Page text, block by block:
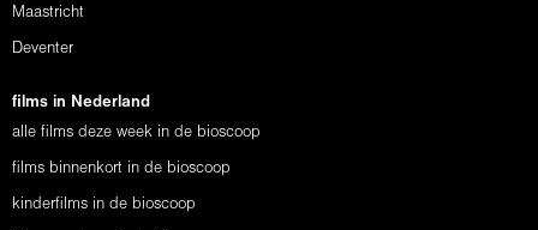
Maastricht
Deventer
films in Nederland
alle films deze week in de bioscoop
films binnenkort in de bioscoop
kinderfilms in de bioscoop